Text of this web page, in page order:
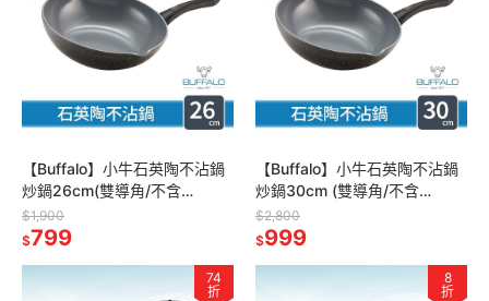
【Buffalo】小牛石英陶不沾鍋
炒鍋26cm(雙導角/不含
PFOA,PFAS/塑化劑檢測/瓦斯
爐.IH爐適用)
$1,900
$799
【Buffalo】小牛石英陶不沾鍋
炒鍋30cm (雙導角/不含
PFOA.PFAS/塑化劑檢測通過/
瓦斯爐.IH爐適用)
$2,800
$999
74
折
8
折